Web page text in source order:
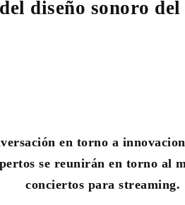
diseño sonoro
en torno a
se reunirán en torno al
conciertos para streaming.